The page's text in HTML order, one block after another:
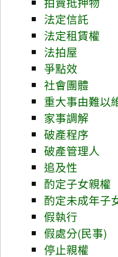
法定信託
法定租賃權
法拍屋
爭點效
社會團體
重大事由難以
家事調解
破產程序
破產管理人
追及性
酌定子女親權
酌定未成年子
假執行
假處分(民事)
停止親權